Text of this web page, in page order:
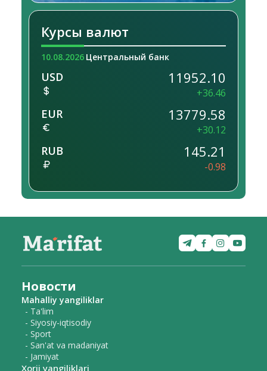
Курсы валют
10.08.2026 Центральный банк
USD 11952.10
+36.46
EUR 13779.58
+30.12
RUB 145.21
-0.98
Новости
Mahalliy yangiliklar
- Ta'lim
- Siyosiy-iqtisodiy
- Sport
- San'at va madaniyat
- Jamiyat
Xorij yangiliklari